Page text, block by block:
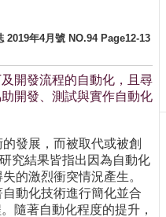
2019年4月號 NO.94 Page12-13
開發流程的自動化，且尋
開發、測試與實作自動化
發展，而被取代或被創
究結果皆指出因為自動化
的激烈衝突情況產生。
動化技術進行簡化並合
隨著自動化程度的提升，